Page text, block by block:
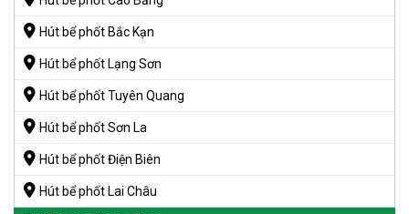
Hút bể phốt Bắc Kạn
Hút bể phốt Lạng Sơn
Hút bể phốt Tuyên Quang
Hút bể phốt Sơn La
Hút bể phốt Điện Biên
Hút bể phốt Lai Châu